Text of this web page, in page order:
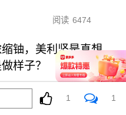
阅读 6474
铀，美利坚是真想
样子？
阅读 4412
1 1